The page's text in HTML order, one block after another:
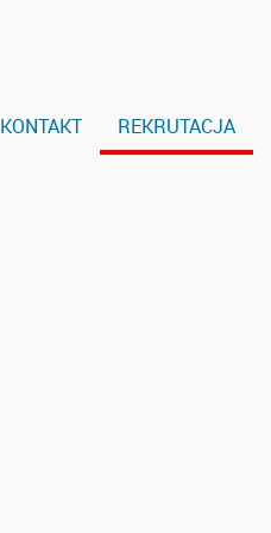
KONTAKT REKRUTACJA